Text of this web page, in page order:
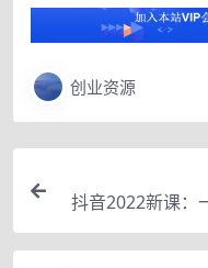
创业资源
抖音2022新课：